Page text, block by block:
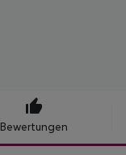
Bewertungen